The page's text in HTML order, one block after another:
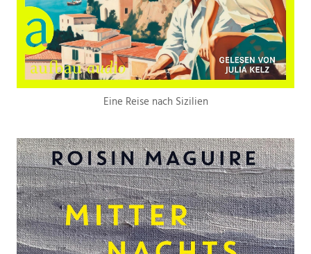
Eine Reise nach Sizilien